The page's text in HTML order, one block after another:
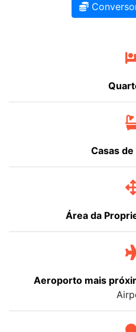
Casas
Área da
Aeroporto mais